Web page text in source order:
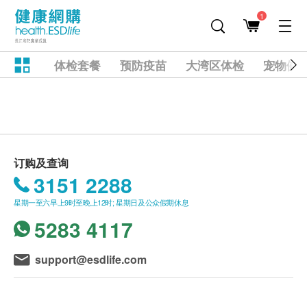
1
体检套餐 预防疫苗 大湾区体检 宠物健
订购及查询
3151 2288
星期一至六早上9时至晚上12时; 星期日及公众假期休息
5283 4117
support@esdlife.com